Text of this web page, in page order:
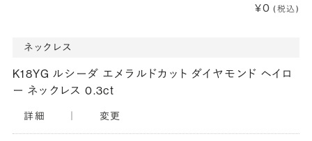
¥0 (税込)
ネックレス
K18YG ルシーダ エメラルドカット ダイヤモンド ヘイロ
ー ネックレス 0.3ct
詳細 変更